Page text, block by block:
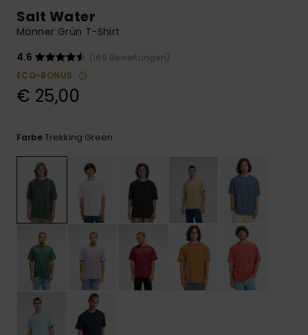
die häufigsten
Fragen sowie
Salt Water
Männer Grün T-Shirt
4.6
(169 Bewertungen)
ECO-BONUS
€ 25,00
FarbeTrekking Green